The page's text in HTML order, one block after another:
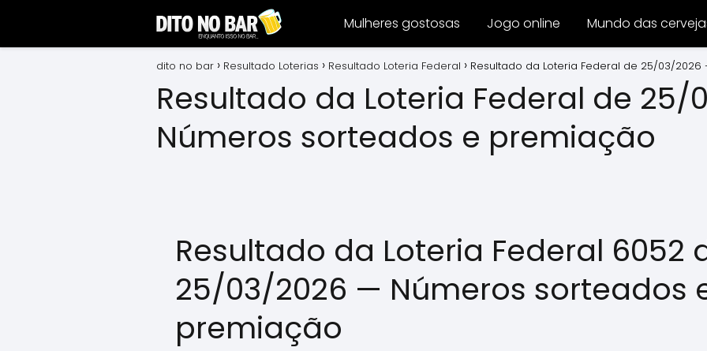
Mulheres gostosas Jogo online Mundo das
dito no bar Resultado Loterias Resultado Loteria Federal Resultado da Loteria Federal de 25/03/
Resultado da Loteria Federal de 25/
Números sorteados e premiação
Resultado da Loteria Federal 6052
25/03/2026 — Números sorteados
premiação